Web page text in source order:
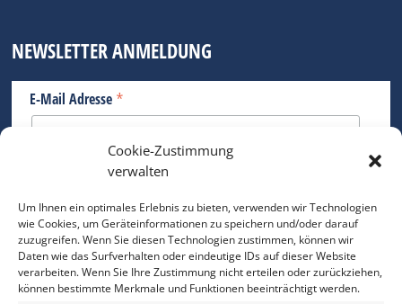
Cookie-Zustimmung
verwalten
Um Ihnen ein optimales Erlebnis zu bieten, verwenden wir Technologien
wie Cookies, um Geräteinformationen zu speichern und/oder darauf
zuzugreifen. Wenn Sie diesen Technologien zustimmen, können wir
Daten wie das Surfverhalten oder eindeutige IDs auf dieser Website
verarbeiten. Wenn Sie Ihre Zustimmung nicht erteilen oder zurückziehen,
können bestimmte Merkmale und Funktionen beeinträchtigt werden.
NEWSLETTER ANMELDUNG
E-Mail Adresse *
Bitte geben Sie Ihre E-Mail Adresse ein.
*